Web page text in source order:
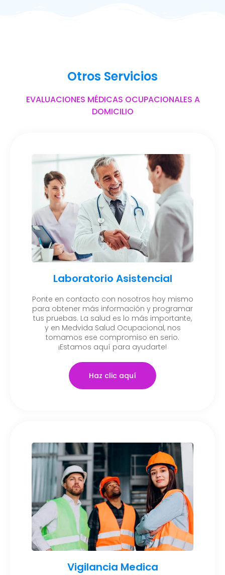
Otros Servicios
EVALUACIONES MÉDICAS OCUPACIONALES A
DOMICILIO
Laboratorio Asistencial
Ponte en contacto con nosotros hoy mismo
para obtener más información y programar
tus pruebas. La salud es lo más importante,
y en Medvida Salud Ocupacional, nos
tomamos ese compromiso en serio.
¡Estamos aquí para ayudarte!
Haz clic aquí
Vigilancia Medica